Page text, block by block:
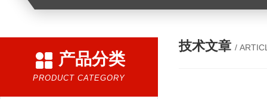
产品分类
PRODUCT CATEGORY
技术文章 /